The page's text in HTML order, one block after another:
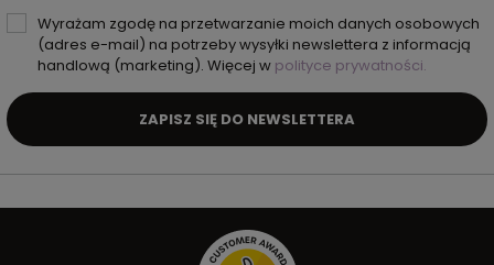
Wyrażam zgodę na przetwarzanie moich danych osobowych
(adres e-mail) na potrzeby wysyłki newslettera z informacją
handlową (marketing). Więcej w polityce prywatności.
ZAPISZ SIĘ DO NEWSLETTERA